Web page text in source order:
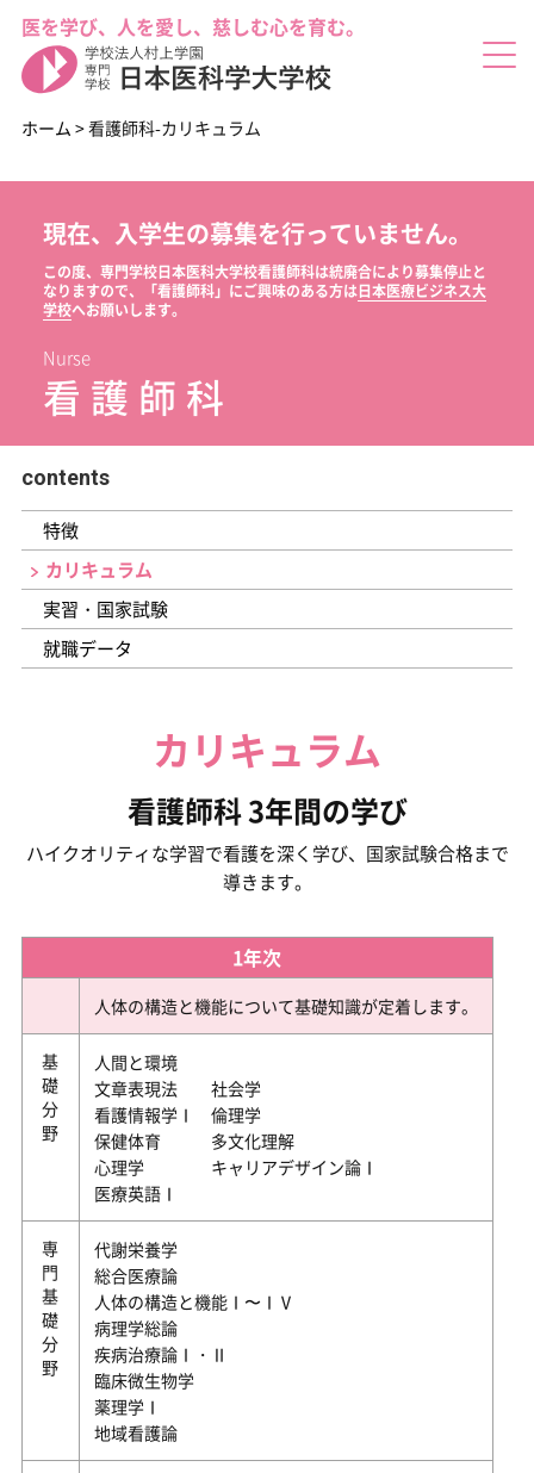
医を学び、人を愛し、慈しむ心を育む。
ました(^^)/
ホーム >看護師科-カリキュラム
現在、入学生の募集を行っていません。
この度、専門学校日本医科大学校看護師科は統廃合により募集停止と
なりますので、
「看護師科」にご興味のある方は日本医療ビジネス大
学校へお願いします。
Nurse
看護師科
contents
特徴
カリキュラム
実習・国家試験
就職データ
カリキュラム
看護師科 3年間の学び
ハイクオリティな学習で看護を深く学び、国家試験合格まで
導きます。
1年次
人体の構造と機能について基礎知識が定着します。
基礎分野
人間と環境
文章表現法 社会学
看護情報学Ⅰ 倫理学
保健体育 多文化理解
心理学 キャリアデザイン論Ⅰ
医療英語Ⅰ
専門基礎分野
代謝栄養学
総合医療論
人体の構造と機能Ⅰ〜ⅠⅤ
病理学総論
疾病治療論Ⅰ・Ⅱ
臨床微生物学
薬理学Ⅰ
地域看護論